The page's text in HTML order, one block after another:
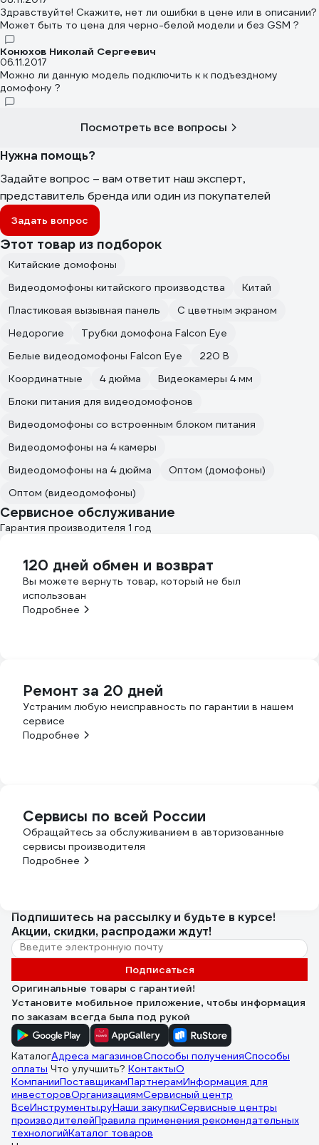
магазине, какие? Спасибо.
Здравствуйте! Скажите, нет ли ошибки в цене или в описании?
Может быть то цена для черно-белой модели и без GSM ?
Конюхов Николай Сергеевич
06.11.2017
Можно ли данную модель подключить к к подъездному
домофону ?
Посмотреть все вопросы
Нужна помощь?
Задайте вопрос – вам ответит наш эксперт,
представитель бренда или один из покупателей
Задать вопрос
Этот товар из подборок
Китайские домофоны
Видеодомофоны китайского производства
Китай
Пластиковая вызывная панель
С цветным экраном
Недорогие
Трубки домофона Falcon Eye
Белые видеодомофоны Falcon Eye
220 В
Координатные
4 дюйма
Видеокамеры 4 мм
Блоки питания для видеодомофонов
Видеодомофоны со встроенным блоком питания
Видеодомофоны на 4 камеры
Видеодомофоны на 4 дюйма
Оптом (домофоны)
Оптом (видеодомофоны)
Сервисное обслуживание
Гарантия производителя 1 год
120 дней обмен и возврат
Вы можете вернуть товар, который не был
использован
Подробнее
Ремонт за 20 дней
Устраним любую неисправность по гарантии в нашем
сервисе
Подробнее
Сервисы по всей России
Обращайтесь за обслуживанием в авторизованные
сервисы производителя
Подробнее
Подпишитесь на рассылкуи будьте в курсе!
Акции, скидки, распродажи ждут!
Подписаться
Оригинальные товары с гарантией!
Установите мобильное приложение, чтобы информация
по заказам всегда была под рукой
КаталогАдреса магазиновСпособы полученияСпособы
оплаты Что улучшить? КонтактыО
КомпанииПоставщикамПартнерамИнформация для
инвесторовОрганизациямСервисный центр
ВсеИнструменты.руНаши закупкиСервисные центры
производителейПравила применения рекомендательных
технологийКаталог товаров